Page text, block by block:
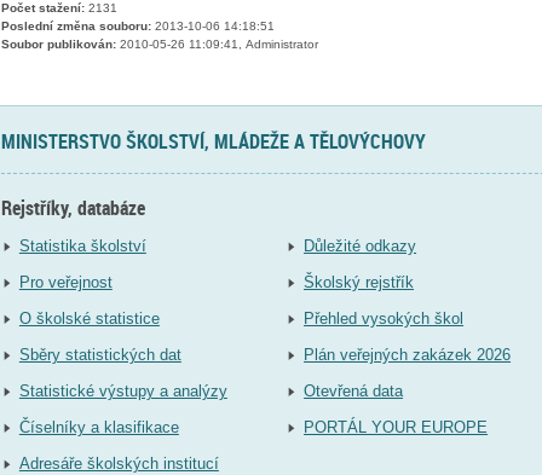
Počet stažení:2131
Poslední změna souboru:2013-10-06 14:18:51
Soubor publikován:2010-05-26 11:09:41, Administrator
MINISTERSTVO ŠKOLSTVÍ, MLÁDEŽE A TĚLOVÝCHOVY
Rejstříky, databáze
Statistika školství
Pro veřejnost
O školské statistice
Sběry statistických dat
Statistické výstupy a analýzy
Číselníky a klasifikace
Adresáře školských institucí
Důležité odkazy
Školský rejstřík
Přehled vysokých škol
Plán veřejných zakázek 2026
Otevřená data
PORTÁL YOUR EUROPE